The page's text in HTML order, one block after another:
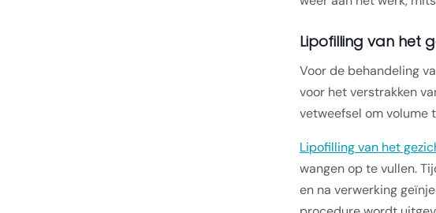
Lipofilling van het
Voor de behandeling
voor het verstrakken
vetweefsel om volume
Lipofilling van het
wangen op te vullen.
en na verwerking